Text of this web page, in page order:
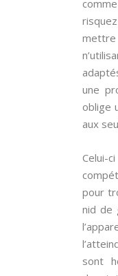
une
oblige
aux
pour
nid de
sont